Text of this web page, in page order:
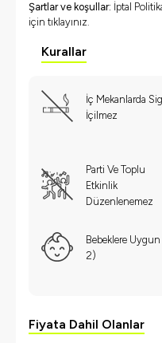
Şartlar ve koşullar: İptal
için tıklayınız.
Kurallar
İç Mekanlarda
İçilmez
Parti Ve Toplu
Etkinlik
Düzenlenemez
Bebeklere
2)
Fiyata Dahil Olanlar